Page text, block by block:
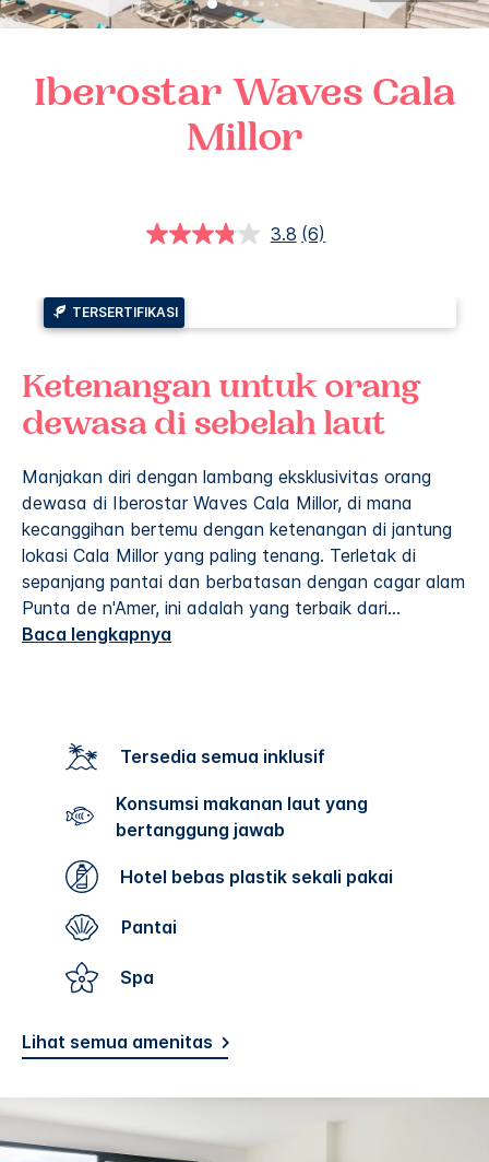
Iberostar Waves Cala
Millor
3.8 Baca
sama.
(6)
TERSERTIFIKASI
Ketenangan untuk orang
dewasa di sebelah laut
Manjakan diri dengan lambang eksklusivitas orang
dewasa di Iberostar Waves Cala Millor, di mana
kecanggihan bertemu dengan ketenangan di jantung
lokasi Cala Millor yang paling tenang. Terletak di
sepanjang pantai dan berbatasan dengan cagar alam
Punta de n'Amer, ini adalah yang terbaik dari...
Baca lengkapnya
Tersedia semua inklusif
Konsumsi makanan laut yang
bertanggung jawab
Hotel bebas plastik sekali pakai
Pantai
Spa
Lihat semua amenitas